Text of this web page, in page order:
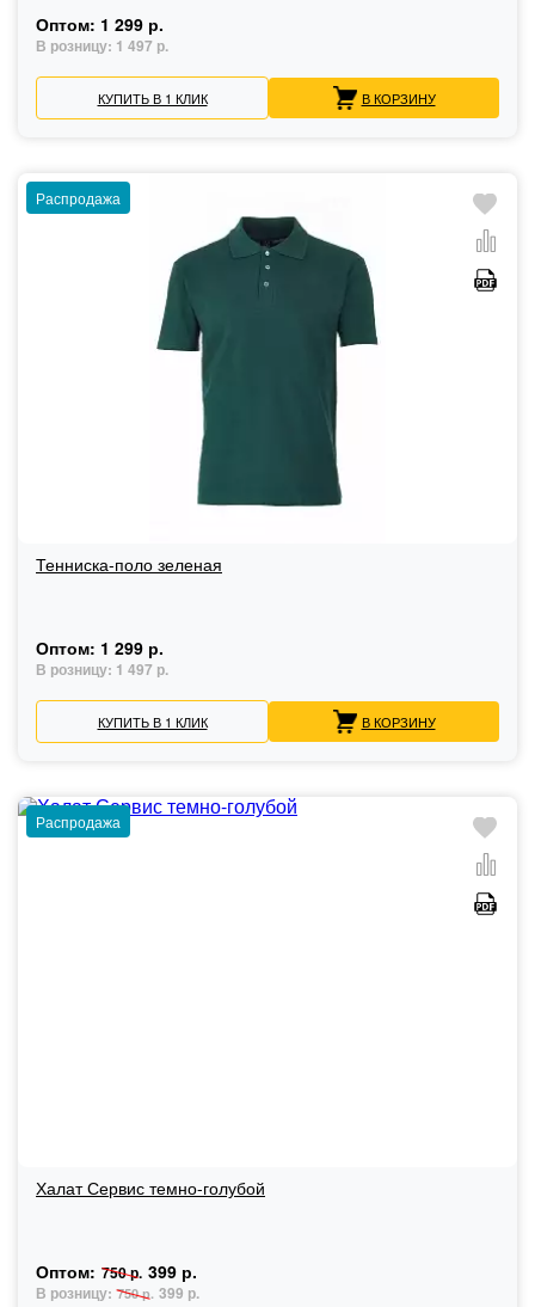
Оптом: 1 299 р.
В розницу: 1 497 р.
КУПИТЬ В 1 КЛИК В КОРЗИНУ
Распродажа
Тенниска-поло зеленая
Оптом: 1 299 р.
В розницу: 1 497 р.
КУПИТЬ В 1 КЛИК В КОРЗИНУ
Распродажа
Халат Сервис темно-голубой
Оптом: 750 р. 399 р.
В розницу: 750 р. 399 р.